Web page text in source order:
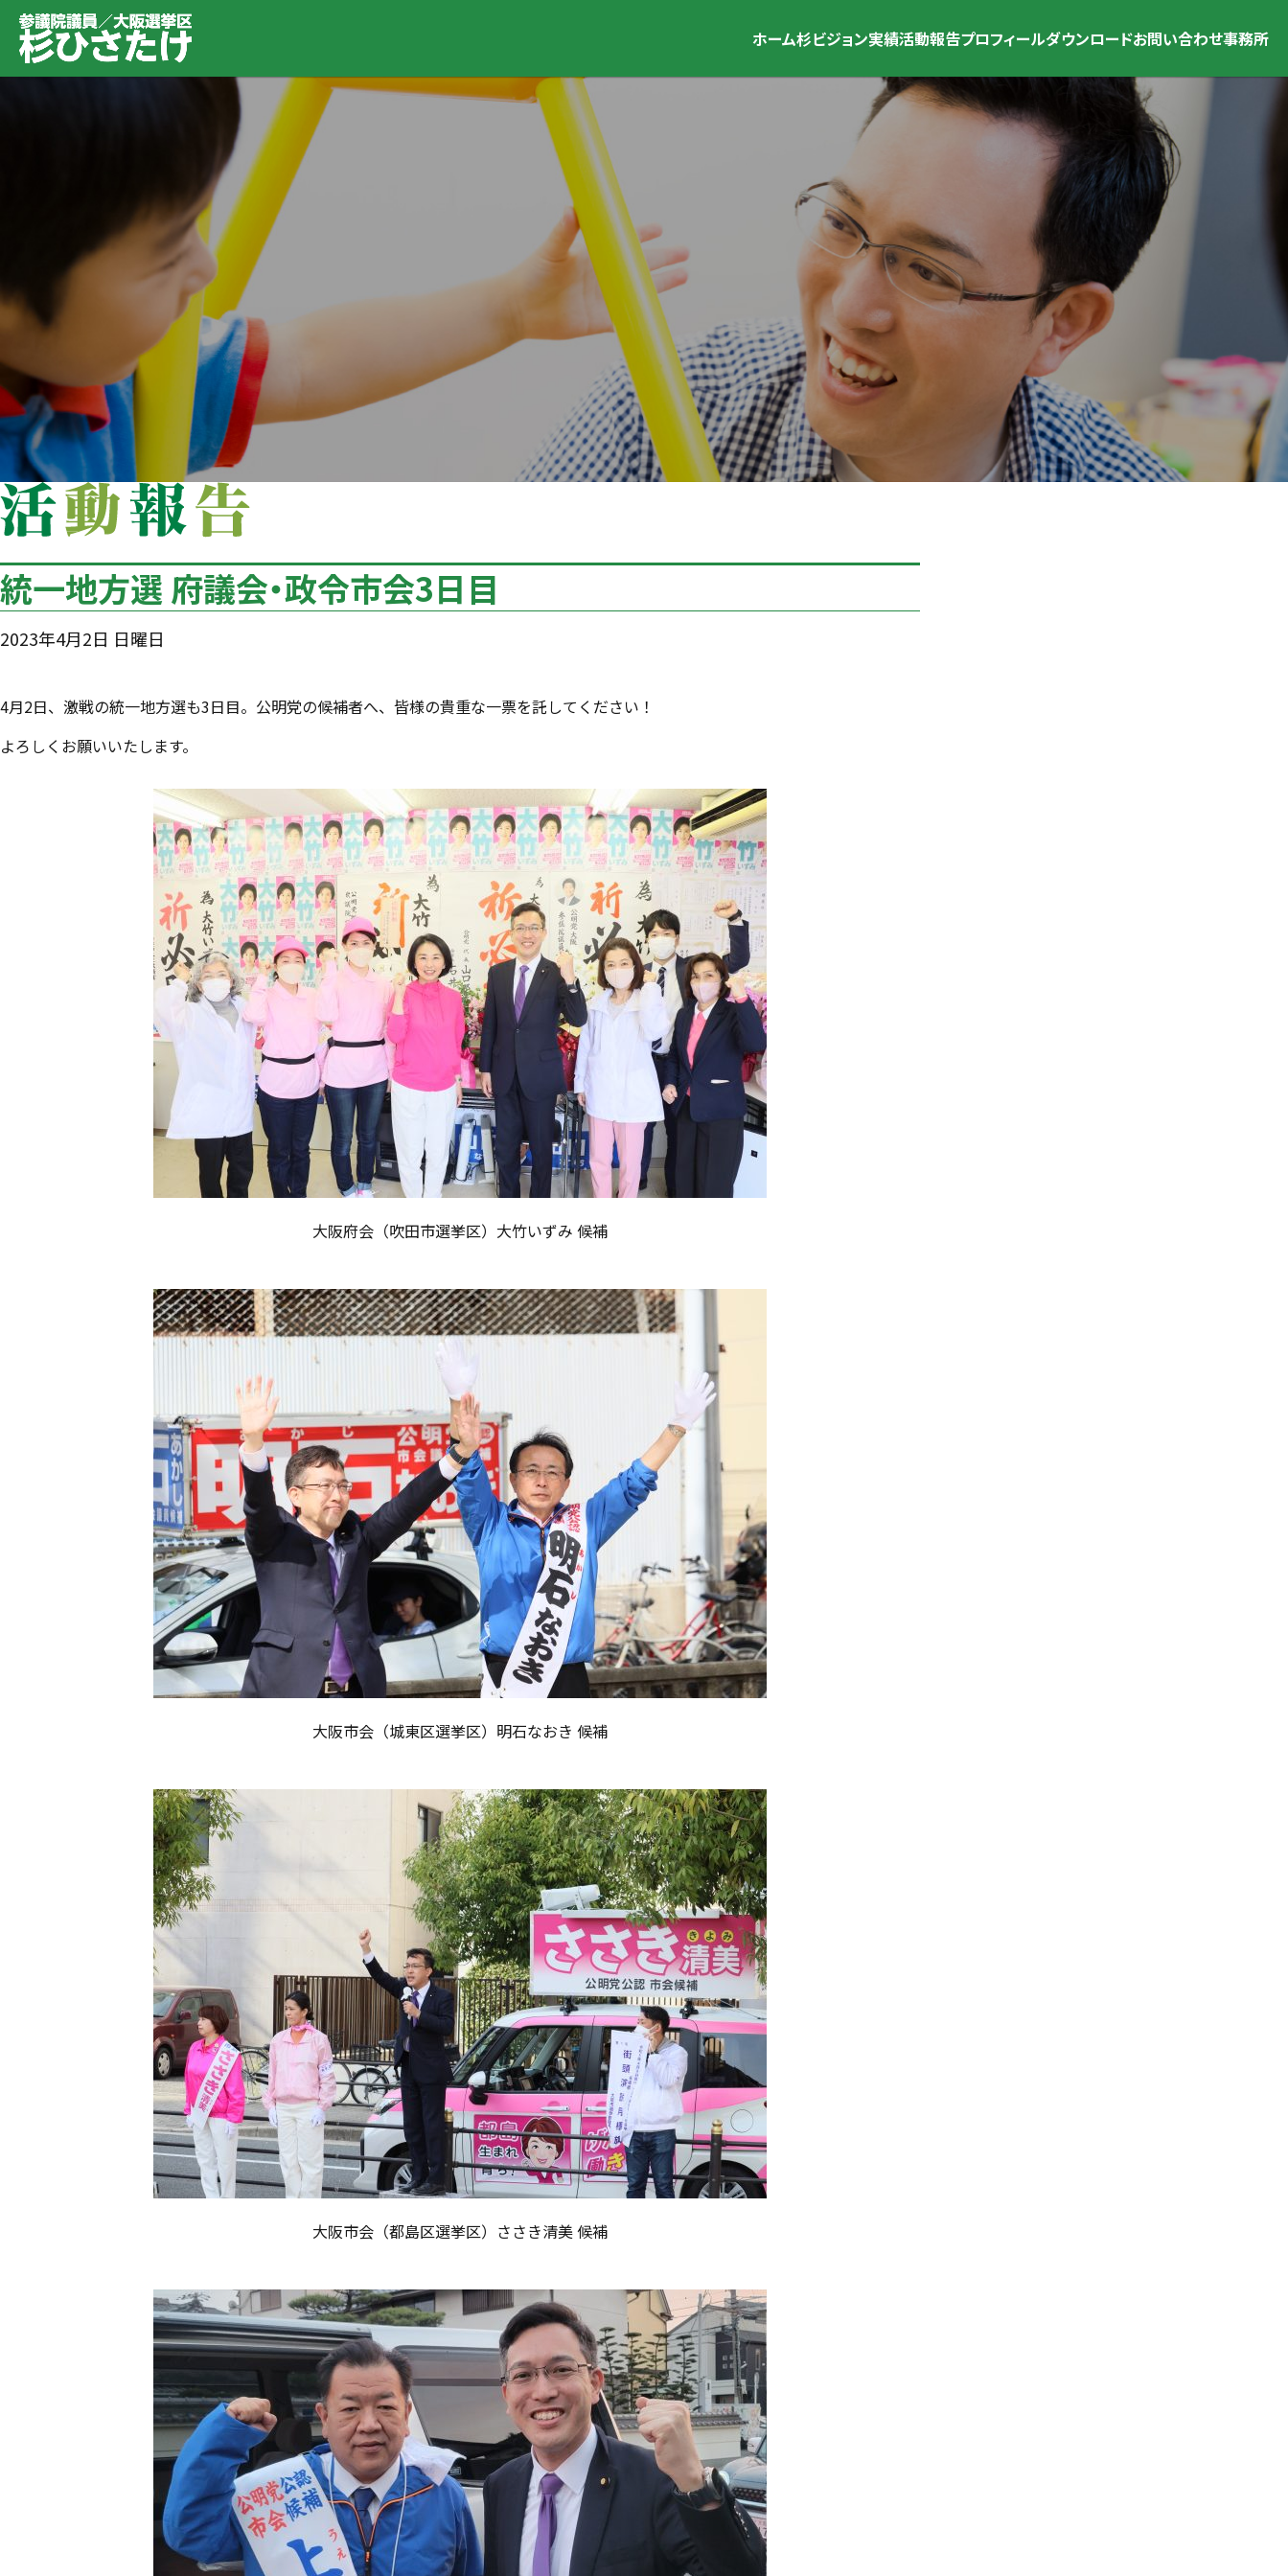
ホーム杉ビジョン実績活動報告プロフィールダウンロードお問い合わせ事務所
統一地方選 府議会・政令市会3日目
2023年4月2日 日曜日
4月2日、激戦の統一地方選も3日目。公明党の候補者へ、皆様の貴重な一票を託してください！
よろしくお願いいたします。
大阪府会（吹田市選挙区）大竹いずみ 候補
大阪市会（城東区選挙区）明石なおき 候補
大阪市会（都島区選挙区）ささき清美 候補